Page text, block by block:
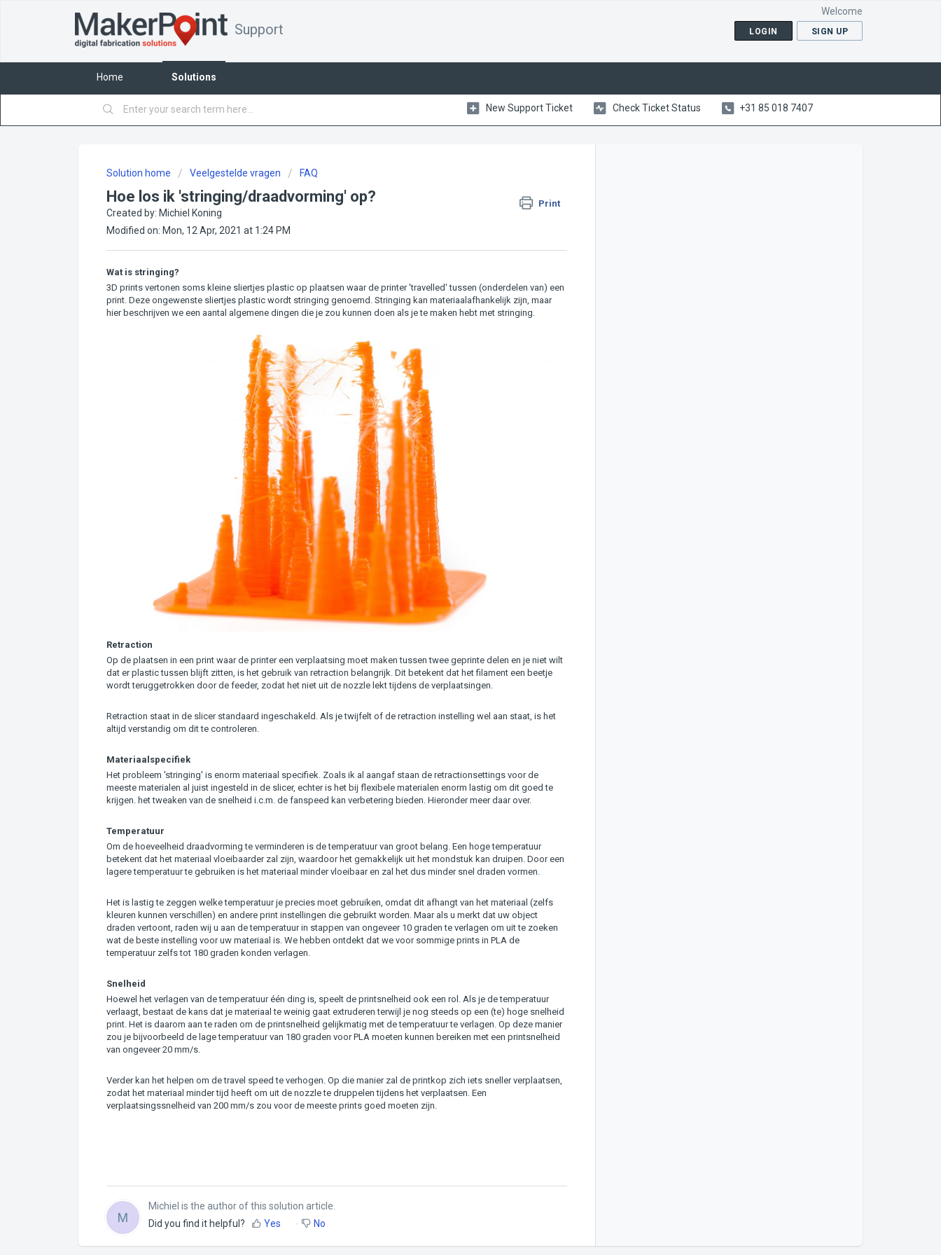
Support
Welcome
LOGIN SIGN UP
Home Solutions
New Support Ticket Check Ticket Status +31 85 018 7407
Solution home Veelgestelde vragen FAQ
Hoe los ik 'stringing/draadvorming' op? Print
Created by: Michiel Koning
Modified on: Mon, 12 Apr, 2021 at 1:24 PM
Wat is stringing?
3D prints vertonen soms kleine sliertjes plastic op plaatsen waar de printer 'travelled' tussen (onderdelen van) een
print. Deze ongewenste sliertjes plastic wordt stringing genoemd. Stringing kan materiaalafhankelijk zijn, maar
hier beschrijven we een aantal algemene dingen die je zou kunnen doen als je te maken hebt met stringing.
Retraction
Op de plaatsen in een print waar de printer een verplaatsing moet maken tussen twee geprinte delen en je niet wilt
dat er plastic tussen blijft zitten, is het gebruik van retraction belangrijk. Dit betekent dat het filament een beetje
wordt teruggetrokken door de feeder, zodat het niet uit de nozzle lekt tijdens de verplaatsingen.
Retraction staat in de slicer standaard ingeschakeld. Als je twijfelt of de retraction instelling wel aan staat, is het
altijd verstandig om dit te controleren.
Materiaalspecifiek
Het probleem 'stringing' is enorm materiaal specifiek. Zoals ik al aangaf staan de retractionsettings voor de
meeste materialen al juist ingesteld in de slicer, echter is het bij flexibele materialen enorm lastig om dit goed te
krijgen. het tweaken van de snelheid i.c.m. de fanspeed kan verbetering bieden. Hieronder meer daar over.
Temperatuur
Om de hoeveelheid draadvorming te verminderen is de temperatuur van groot belang. Een hoge temperatuur
betekent dat het materiaal vloeibaarder zal zijn, waardoor het gemakkelijk uit het mondstuk kan druipen. Door een
lagere temperatuur te gebruiken is het materiaal minder vloeibaar en zal het dus minder snel draden vormen.
Het is lastig te zeggen welke temperatuur je precies moet gebruiken, omdat dit afhangt van het materiaal (zelfs
kleuren kunnen verschillen) en andere print instellingen die gebruikt worden. Maar als u merkt dat uw object
draden vertoont, raden wij u aan de temperatuur in stappen van ongeveer 10 graden te verlagen om uit te zoeken
wat de beste instelling voor uw materiaal is. We hebben ontdekt dat we voor sommige prints in PLA de
temperatuur zelfs tot 180 graden konden verlagen.
Snelheid
Hoewel het verlagen van de temperatuur één ding is, speelt de printsnelheid ook een rol. Als je de temperatuur
verlaagt, bestaat de kans dat je materiaal te weinig gaat extruderen terwijl je nog steeds op een (te) hoge snelheid
print. Het is daarom aan te raden om de printsnelheid gelijkmatig met de temperatuur te verlagen. Op deze manier
zou je bijvoorbeeld de lage temperatuur van 180 graden voor PLA moeten kunnen bereiken met een printsnelheid
van ongeveer 20 mm/s.
Verder kan het helpen om de travel speed te verhogen. Op die manier zal de printkop zich iets sneller verplaatsen,
zodat het materiaal minder tijd heeft om uit de nozzle te druppelen tijdens het verplaatsen. Een
verplaatsingssnelheid van 200 mm/s zou voor de meeste prints goed moeten zijn.
M
Michiel is the author of this solution article.
Did you find it helpful?
Yes No